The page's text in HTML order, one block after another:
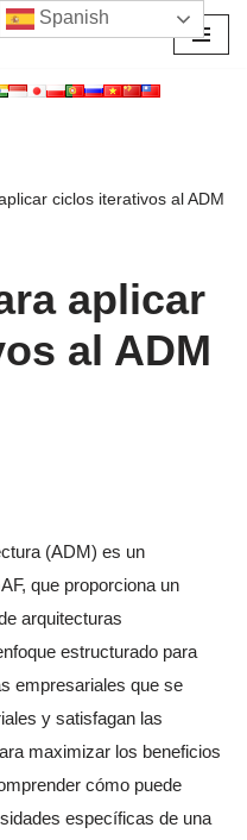
ciclos iterativos al ADM
aplicar
al ADM
(ADM) es un
que proporciona un
arquitecturas
estructurado para
empresariales que se
y satisfagan las
maximizar los beneficios
cómo puede
específicas de una
Spanish